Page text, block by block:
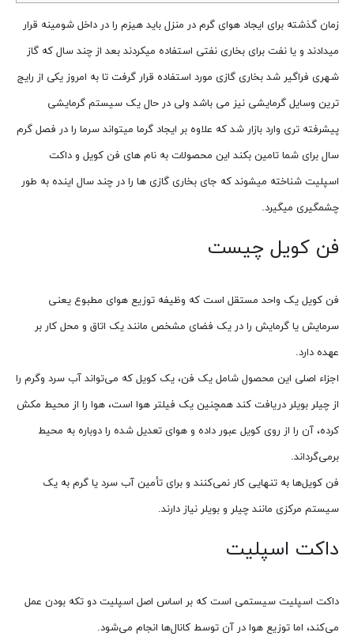
زمان گذشته برای ایجاد هوای گرم در منزل باید هیزم را در داخل شومینه قرار
میدادند و یا نفت برای بخاری نفتی استفاده میکردند بعد از چند سال که گاز
شهری فراگیر شد بخاری گازی مورد استفاده قرار گرفت تا به امروز یکی از رایج
ترین وسایل گرمایشی نیز می باشد ولی در حال یک سیستم گرمایشی
پیشرفته تری وارد بازار شد که علاوه بر ایجاد گرما میتواند سرما را در فصل گرم
سال برای شما تامین بکند این محصولات به نام های فن کویل و داکت
اسپلیت شناخته میشوند که جای بخاری گازی ها را در چند سال اینده به طور
چشمگیری میگیرد.
فن کویل چیست
فن کویل یک واحد مستقل است که وظیفه توزیع هوای مطبوع یعنی
سرمایش یا گرمایش را در یک فضای مشخص مانند یک اتاق و محل کار بر
عهده دارد.
اجزاء اصلی این محصول شامل یک فن، یک کویل که می‌تواند آب سرد وگرم را
از چیلر بویلر دریافت کند همچنین یک فیلتر هوا است، هوا را از محیط مکش
کرده، آن را از روی کویل عبور داده و هوای تعدیل شده را دوباره به محیط
برمی‌گرداند.
فن کویل‌ها به تنهایی کار نمی‌کنند و برای تأمین آب سرد یا گرم به یک
سیستم مرکزی مانند چیلر و بویلر نیاز دارند.
داکت اسپلیت
داکت اسپلیت سیستمی است که بر اساس اصل اسپلیت دو تکه بودن عمل
می‌کند، اما توزیع هوا در آن توسط کانال‌ها انجام می‌شود.